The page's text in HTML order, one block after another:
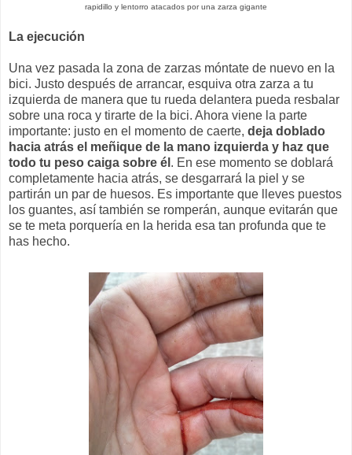
rapidillo y lentorro atacados por una zarza gigante
La ejecución
Una vez pasada la zona de zarzas móntate de nuevo en la
bici. Justo después de arrancar, esquiva otra zarza a tu
izquierda de manera que tu rueda delantera pueda resbalar
sobre una roca y tirarte de la bici. Ahora viene la parte
importante: justo en el momento de caerte, deja doblado
hacia atrás el meñique de la mano izquierda y haz que
todo tu peso caiga sobre él . En ese momento se doblará
completamente hacia atrás, se desgarrará la piel y se
partirán un par de huesos. Es importante que lleves puestos
los guantes, así también se romperán, aunque evitarán que
se te meta porquería en la herida esa tan profunda que te
has hecho.